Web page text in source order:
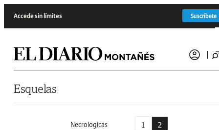
Accede sin límites Suscríbete
Esquelas
Necrologicas 1 2